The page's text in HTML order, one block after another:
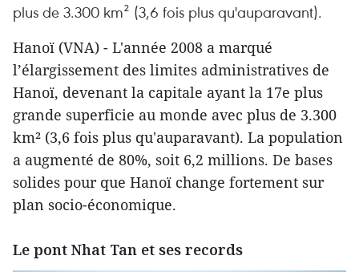
plus de 3.300 km² (3,6 fois plus qu'auparavant).
Hanoï (VNA) - L'année 2008 a marqué
l’élargissement des limites administratives de
Hanoï, devenant la capitale ayant la 17e plus
grande superficie au monde avec plus de 3.300
km² (3,6 fois plus qu'auparavant). La population
a augmenté de 80%, soit 6,2 millions. De bases
solides pour que Hanoï change fortement sur
plan socio-économique.
Le pont Nhat Tan et ses records